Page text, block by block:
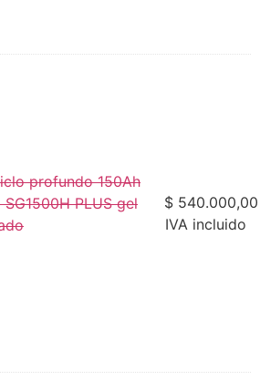
profundo 150Ah
PLUS gel
$ 540.000,00
IVA incluido